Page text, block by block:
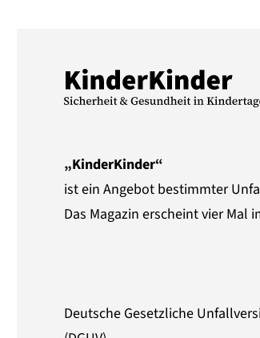
„KinderKinder“
ist ein Angebot bestimmter
Das Magazin erscheint vier
Deutsche Gesetzliche